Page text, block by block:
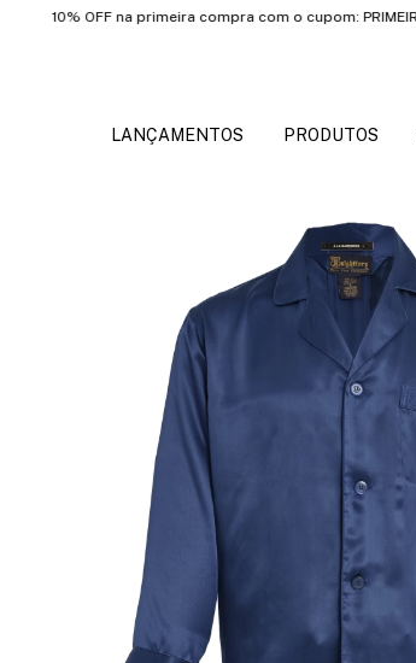
10% OFF na primeira compra com o cupom: PRIMEIRA10
LANÇAMENTOS PRODUTOS